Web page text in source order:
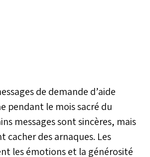
de demande d’aide
pendant le mois sacré du
messages sont sincères, mais
cacher des arnaques. Les
les émotions et la générosité